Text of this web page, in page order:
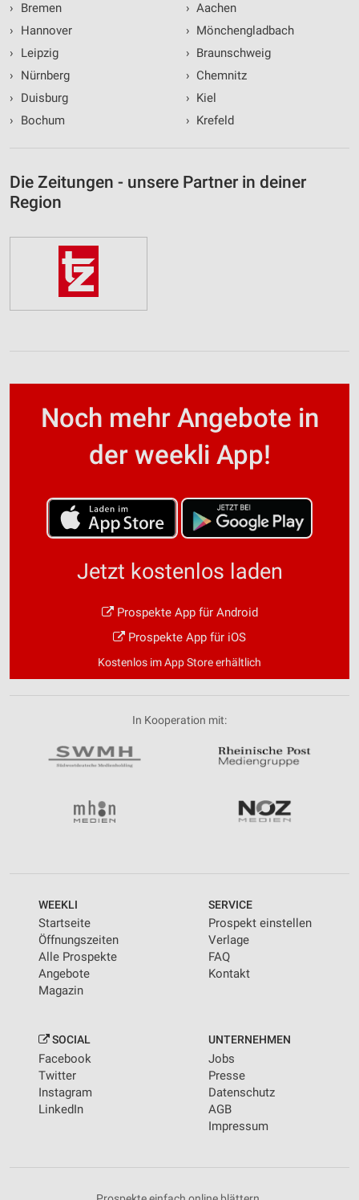
›
Bremen
›
Hannover
›
Leipzig
›
Nürnberg
›
Duisburg
›
Bochum
› Aachen
› Mönchengladbach
› Braunschweig
› Chemnitz
› Kiel
› Krefeld
Die Zeitungen - unsere Partner in deiner
Region
Noch mehr Angebote in
der weekli App!
Jetzt kostenlos laden
Prospekte App für Android
Prospekte App für iOS
Kostenlos im App Store erhältlich
In Kooperation mit:
WEEKLI
Startseite
Öffnungszeiten
Alle Prospekte
Angebote
Magazin
SERVICE
Prospekt einstellen
Verlage
FAQ
Kontakt
SOCIAL
Facebook
Twitter
Instagram
LinkedIn
UNTERNEHMEN
Jobs
Presse
Datenschutz
AGB
Impressum